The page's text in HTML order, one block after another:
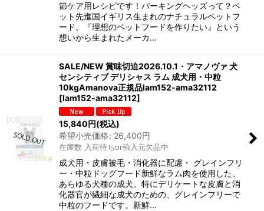
節ケア用レシピです！バーキングヘッズって？ペ
ット先進国イギリス生まれのナチュラルペットフ
ード。『理想のペットフードを作りたい』という
想いから生まれたメーカ…
SALE/NEW 賞味切迫2026.10.1・アマノヴァ 犬
センシティブ デリシャス ラム 成犬用・中粒
10kgAmanova正規品lam152-ama32112
[lam152-ama32112]
15,840円(税込)
希望小売価格: 26,400円
在庫数 入荷待ちor輸入元欠品中
成犬用・皮膚被毛・消化器に配慮・ グレインフリ
ー・中粒ドッグフード新鮮なラム肉を使用した、
あらゆる犬種の成犬、特にデリケートな皮膚と消
化器官が繊細な成犬のための、グレインフリーで
中粒のフードです。新鮮…